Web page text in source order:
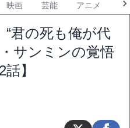
映画 芸能 アニメ
“君の死も俺が代
サンミンの覚悟
】